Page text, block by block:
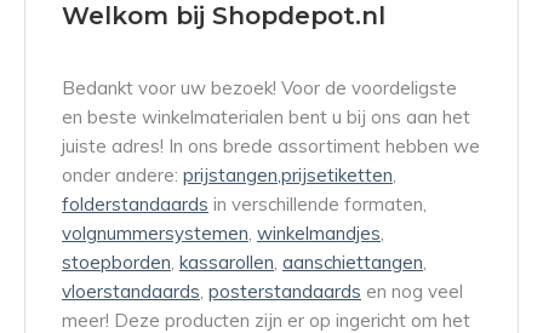
Welkom bij Shopdepot.nl
Bedankt voor uw bezoek! Voor de voordeligste
en beste winkelmaterialen bent u bij ons aan het
juiste adres! In ons brede assortiment hebben we
onder andere: prijstangen,prijsetiketten,
folderstandaards in verschillende formaten,
volgnummersystemen, winkelmandjes,
stoepborden, kassarollen, aanschiettangen,
vloerstandaards, posterstandaards en nog veel
meer! Deze producten zijn er op ingericht om het